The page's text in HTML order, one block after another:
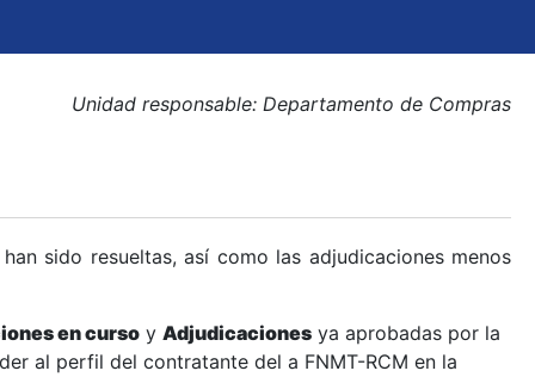
Unidad responsable: Departamento de Compras
sido resueltas, así como las adjudicaciones menos
en curso y Adjudicaciones ya aprobadas por la
al perfil del contratante del a FNMT-RCM en la